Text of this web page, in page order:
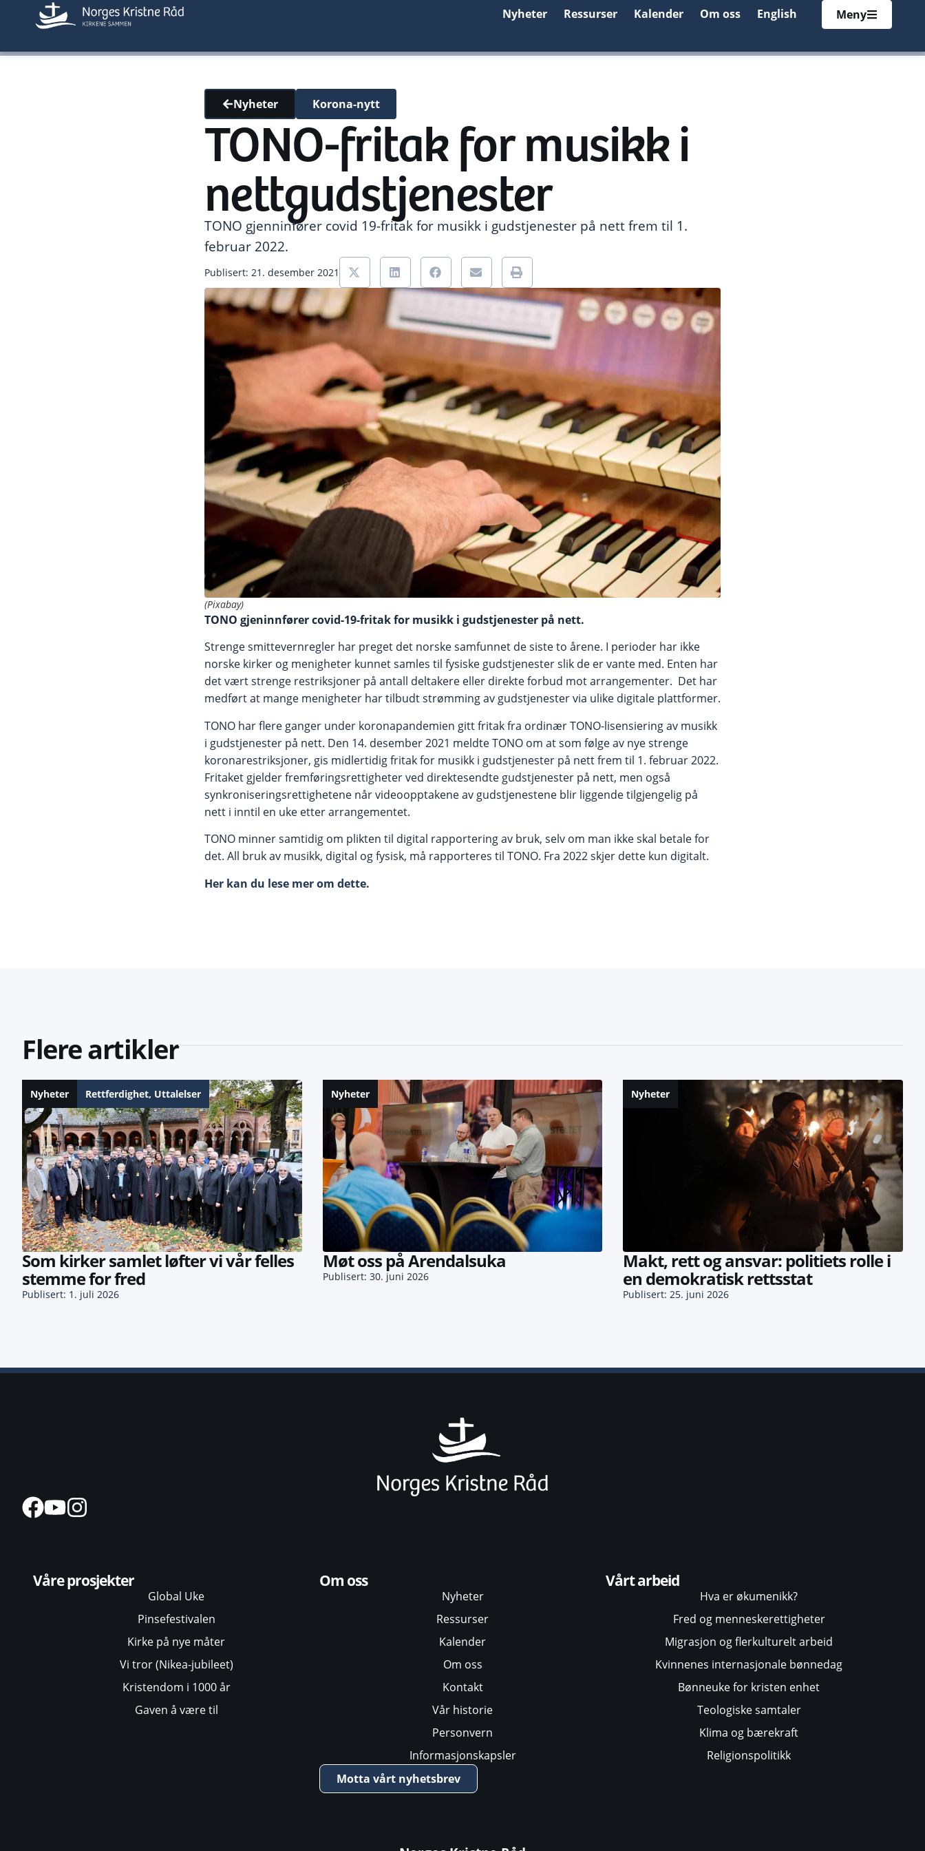
Nyheter Ressurser Kalender Om oss English Meny
Nyheter Korona-nytt
TONO-fritak for musikk i
nettgudstjenester
TONO gjenninfører covid 19-fritak for musikk i gudstjenester på nett frem til 1.
februar 2022.
Publisert: 21. desember 2021
(Pixabay)
TONO gjeninnfører covid-19-fritak for musikk i gudstjenester på nett.
Strenge smittevernregler har preget det norske samfunnet de siste to årene. I perioder har ikke
norske kirker og menigheter kunnet samles til fysiske gudstjenester slik de er vante med. Enten har
det vært strenge restriksjoner på antall deltakere eller direkte forbud mot arrangementer. Det har
medført at mange menigheter har tilbudt strømming av gudstjenester via ulike digitale plattformer.
TONO har flere ganger under koronapandemien gitt fritak fra ordinær TONO-lisensiering av musikk
i gudstjenester på nett. Den 14. desember 2021 meldte TONO om at som følge av nye strenge
koronarestriksjoner, gis midlertidig fritak for musikk i gudstjenester på nett frem til 1. februar 2022.
Fritaket gjelder fremføringsrettigheter ved direktesendte gudstjenester på nett, men også
synkroniseringsrettighetene når videoopptakene av gudstjenestene blir liggende tilgjengelig på
nett i inntil en uke etter arrangementet.
TONO minner samtidig om plikten til digital rapportering av bruk, selv om man ikke skal betale for
det. All bruk av musikk, digital og fysisk, må rapporteres til TONO. Fra 2022 skjer dette kun digitalt.
Her kan du lese mer om dette.
Flere artikler
Nyheter Rettferdighet, Uttalelser
Som kirker samlet løfter vi vår felles
stemme for fred
Publisert: 1. juli 2026
Nyheter
Møt oss på Arendalsuka
Publisert: 30. juni 2026
Nyheter
Makt, rett og ansvar: politiets rolle i
en demokratisk rettsstat
Publisert: 25. juni 2026
Våre prosjekter
Global Uke
Pinsefestivalen
Kirke på nye måter
Vi tror (Nikea-jubileet)
Kristendom i 1000 år
Gaven å være til
Om oss
Nyheter
Ressurser
Kalender
Om oss
Kontakt
Vår historie
Personvern
Informasjonskapsler
Motta vårt nyhetsbrev
Vårt arbeid
Hva er økumenikk?
Fred og menneskerettigheter
Migrasjon og flerkulturelt arbeid
Kvinnenes internasjonale bønnedag
Bønneuke for kristen enhet
Teologiske samtaler
Klima og bærekraft
Religionspolitikk